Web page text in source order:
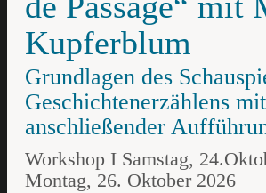
Kupferblum
Grundlagen des
Geschichtenerzählens mit
anschließender
Workshop I Samstag,
Montag, 26. Oktober 2026